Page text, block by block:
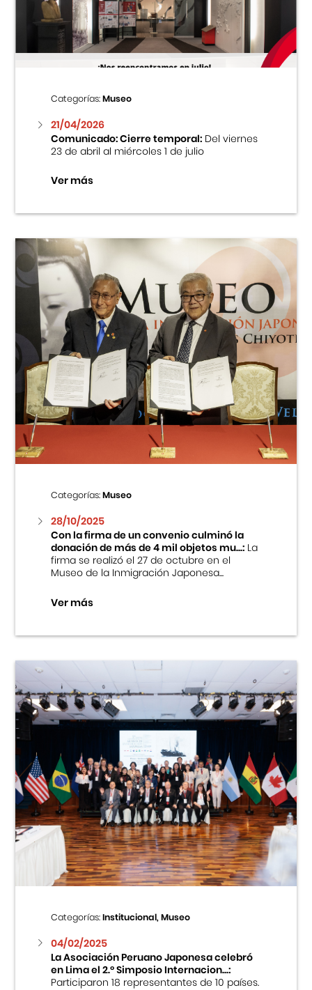
Centro Cultural Peruano Japonés
Museo de la Inmigración Japonesa
Fondo Editorial
Teatro Peruano Japonés
Categorías:Museo
21/04/2026
Comunicado: Cierre temporal:Del viernes
23 de abril al miércoles 1 de julio
Ver más
Categorías:Museo
28/10/2025
Con la firma de un convenio culminó la
donación de más de 4 mil objetos mu...:La
firma se realizó el 27 de octubre en el
Museo de la Inmigración Japonesa...
Ver más
Categorías:Institucional, Museo
04/02/2025
La Asociación Peruano Japonesa celebró
en Lima el 2.º Simposio Internacion...:
Participaron 18 representantes de 10 países.